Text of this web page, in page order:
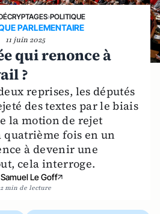
›POLITIQUE
PARLEMENTAIRE
11 juin 2025
qui renonce à
?
reprises, les députés
des textes par le biais
la motion de rejet
quatrième fois en un
à devenir une
cela interroge.
Samuel Le Goff
2 min de lecture